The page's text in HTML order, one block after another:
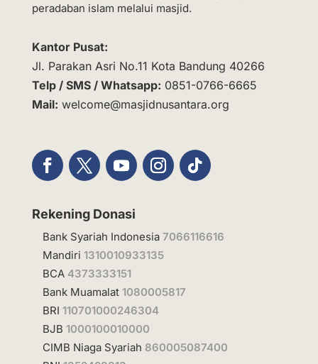
peradaban islam melalui masjid.
Kantor Pusat:
Jl. Parakan Asri No.11 Kota Bandung 40266
Telp / SMS / Whatsapp: 0851-0766-6665
Mail: welcome@masjidnusantara.org
Rekening Donasi
Bank Syariah Indonesia 7066116616
Mandiri 1310010933135
BCA 4373333151
Bank Muamalat 1080005817
BRI 110701000246304
BJB 1000100010000
CIMB Niaga Syariah 860005087400